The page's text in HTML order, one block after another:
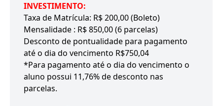
INVESTIMENTO:
Taxa de Matrícula: R$ 200,00 (Boleto)
Mensalidade : R$ 850,00 (6 parcelas)
Desconto de pontualidade para pagamento
até o dia do vencimento R$750,04
*Para pagamento até o dia do vencimento o
aluno possui 11,76% de desconto nas
parcelas.